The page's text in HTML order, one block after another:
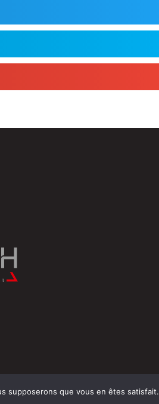
supposerons que vous en êtes satisfait.